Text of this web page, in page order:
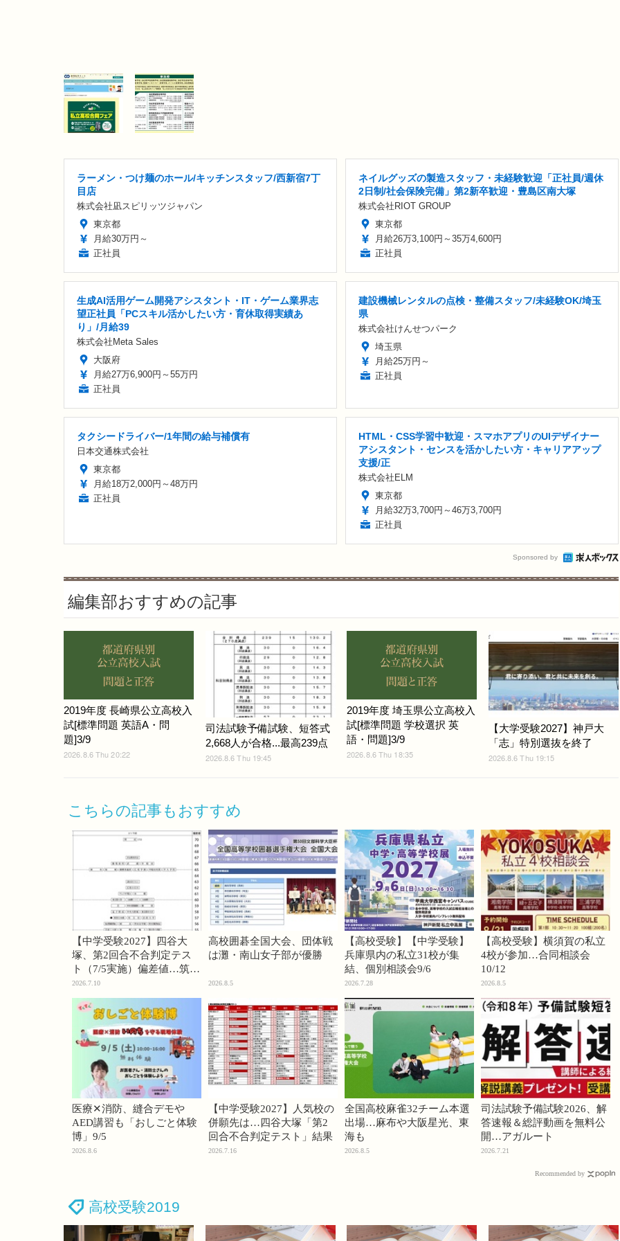
ラーメン・つけ麺のホール/キッチンスタッフ/西新宿7丁
目店
株式会社凪スピリッツジャパン
東京都
月給30万円～
正社員
ネイルグッズの製造スタッフ・未経験歓迎「正社員/週休
2日制/社会保険完備」第2新卒歓迎・豊島区南大塚
株式会社RIOT GROUP
東京都
月給26万3,100円～35万4,600円
正社員
生成AI活用ゲーム開発アシスタント・IT・ゲーム業界志
望正社員「PCスキル活かしたい方・育休取得実績あ
り」/月給39
株式会社Meta Sales
大阪府
月給27万6,900円～55万円
正社員
建設機械レンタルの点検・整備スタッフ/未経験OK/埼玉
県
株式会社けんせつパーク
埼玉県
月給25万円～
正社員
タクシードライバー/1年間の給与補償有
日本交通株式会社
東京都
月給18万2,000円～48万円
正社員
HTML・CSS学習中歓迎・スマホアプリのUIデザイナー
アシスタント・センスを活かしたい方・キャリアアップ
支援/正
株式会社ELM
東京都
月給32万3,700円～46万3,700円
正社員
Sponsored by
編集部おすすめの記事
2019年度 長崎県公立高校入
試[標準問題 英語A・問
題]3/9
2026.8.6 Thu 20:22
司法試験予備試験、短答式
2,668人が合格...最高239点
2026.8.6 Thu 19:45
2019年度 埼玉県公立高校入
試[標準問題 学校選択 英
語・問題]3/9
2026.8.6 Thu 18:35
【大学受験2027】神戸大
「志」特別選抜を終了
2026.8.6 Thu 19:15
こちらの記事もおすすめ
【中学受験2027】四谷大
塚、第2回合不合判定テス
ト（7/5実施）偏差値…筑駒
74・桜蔭70＜PR＞
2026.7.10
高校囲碁全国大会、団体戦
は灘・南山女子部が優勝
2026.8.5
【高校受験】【中学受験】
兵庫県内の私立31校が集
結、個別相談会9/6
2026.7.28
【高校受験】横須賀の私立
4校が参加…合同相談会
10/12
2026.8.5
医療✕消防、縫合デモや
AED講習も「おしごと体験
博」9/5
2026.8.6
【中学受験2027】人気校の
併願先は…四谷大塚「第2
回合不合判定テスト」結果
2026.7.16
全国高校麻雀32チーム本選
出場…麻布や大阪星光、東
海も
2026.8.5
司法試験予備試験2026、解
答速報＆総評動画を無料公
開…アガルート
2026.7.21
Recommended by
高校受験2019